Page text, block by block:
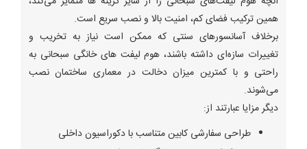
همین ترکیب فضای کم، امنیت بالا و نصب سریع است.
برخلاف آسانسورهای سنتی که ممکن است نیاز به تخریب و
تغییرات سازه‌ای داشته باشند، هوم لیفت های خانگی سبحانی به
راحتی و با کمترین میزان دخالت در معماری ساختمان نصب
می‌شوند.
دیگر مزایا عبارتند از:
طراحی سفارشی کابین متناسب با دکوراسیون داخلی